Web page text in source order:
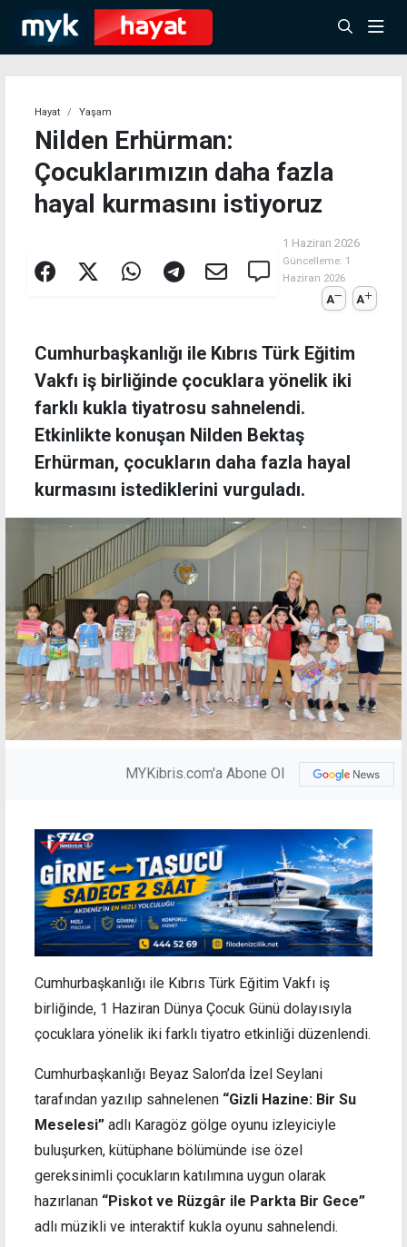
Hayat Yaşam
Nilden Erhürman:
Çocuklarımızın daha fazla
hayal kurmasını istiyoruz
1 Haziran 2026
Güncelleme: 1
Haziran 2026
A A
Cumhurbaşkanlığı ile Kıbrıs Türk Eğitim
Vakfı iş birliğinde çocuklara yönelik iki
farklı kukla tiyatrosu sahnelendi.
Etkinlikte konuşan Nilden Bektaş
Erhürman, çocukların daha fazla hayal
kurmasını istediklerini vurguladı.
MYKibris.com'a Abone Ol
Cumhurbaşkanlığı ile Kıbrıs Türk Eğitim Vakfı iş
birliğinde, 1 Haziran Dünya Çocuk Günü dolayısıyla
çocuklara yönelik iki farklı tiyatro etkinliği düzenlendi.
Cumhurbaşkanlığı Beyaz Salon’da İzel Seylani
tarafından yazılıp sahnelenen “Gizli Hazine: Bir Su
Meselesi” adlı Karagöz gölge oyunu izleyiciyle
buluşurken, kütüphane bölümünde ise özel
gereksinimli çocukların katılımına uygun olarak
hazırlanan “Piskot ve Rüzgâr ile Parkta Bir Gece”
adlı müzikli ve interaktif kukla oyunu sahnelendi.